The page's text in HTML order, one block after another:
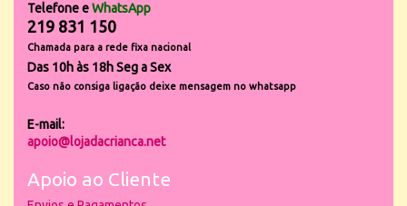
Telefone eWhatsApp
219 831 150
Chamada para a rede fixa nacional
Das 10h às 18h Seg a Sex
Caso não consiga ligação deixe mensagem no whatsapp
E-mail:
apoio@lojadacrianca.net
Apoio ao Cliente